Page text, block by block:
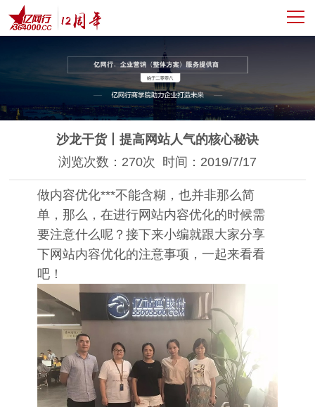
沙龙干货丨提高网站人气的核心秘诀
浏览次数：270次 时间：2019/7/17
做内容优化***不能含糊，也并非那么简
单，那么，在进行网站内容优化的时候需
要注意什么呢？接下来小编就跟大家分享
下网站内容优化的注意事项，一起来看看
吧！